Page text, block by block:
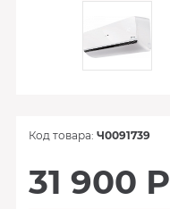
Код товара: Ч0091739
31 900 Р